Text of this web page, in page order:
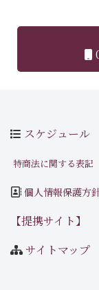
スケジュール
特商法に関する表記
個人情報保護方
【提携サイト】
サイトマップ